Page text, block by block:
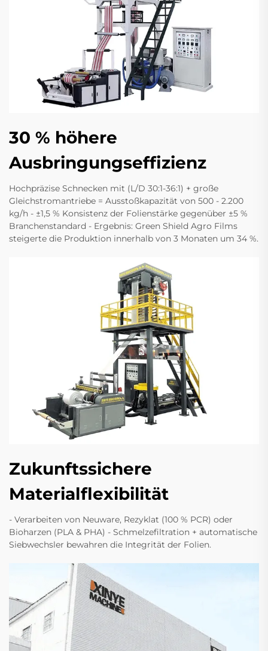
30 % höhere
Ausbringungseffizienz
Hochpräzise Schnecken mit (L/D 30:1-36:1) + große
Gleichstromantriebe = Ausstoßkapazität von 500 - 2.200
kg/h - ±1,5 % Konsistenz der Folienstärke gegenüber ±5 %
Branchenstandard - Ergebnis: Green Shield Agro Films
steigerte die Produktion innerhalb von 3 Monaten um 34 %.
Zukunftssichere
Materialflexibilität
- Verarbeiten von Neuware, Rezyklat (100 % PCR) oder
Bioharzen (PLA & PHA) - Schmelzefiltration + automatische
Siebwechsler bewahren die Integrität der Folien.